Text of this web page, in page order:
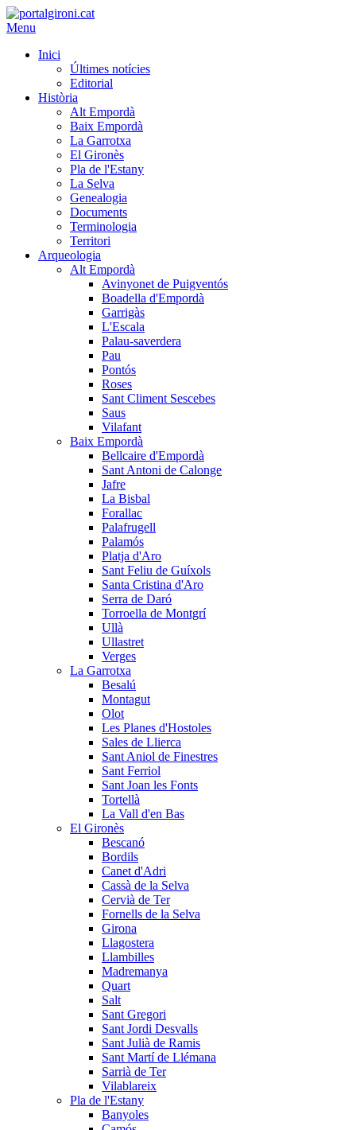
Menu
Inici
Últimes notícies
Editorial
Història
Alt Empordà
Baix Empordà
La Garrotxa
El Gironès
Pla de l'Estany
La Selva
Genealogia
Documents
Terminologia
Territori
Arqueologia
Alt Empordà
Avinyonet de Puigventós
Boadella d'Empordà
Garrigàs
L'Escala
Palau-saverdera
Pau
Pontós
Roses
Sant Climent Sescebes
Saus
Vilafant
Baix Empordà
Bellcaire d'Empordà
Sant Antoni de Calonge
Jafre
La Bisbal
Forallac
Palafrugell
Palamós
Platja d'Aro
Sant Feliu de Guíxols
Santa Cristina d'Aro
Serra de Daró
Torroella de Montgrí
Ullà
Ullastret
Verges
La Garrotxa
Besalú
Montagut
Olot
Les Planes d'Hostoles
Sales de Llierca
Sant Aniol de Finestres
Sant Ferriol
Sant Joan les Fonts
Tortellà
La Vall d'en Bas
El Gironès
Bescanó
Bordils
Canet d'Adri
Cassà de la Selva
Cervià de Ter
Fornells de la Selva
Girona
Llagostera
Llambilles
Madremanya
Quart
Salt
Sant Gregori
Sant Jordi Desvalls
Sant Julià de Ramis
Sant Martí de Llémana
Sarrià de Ter
Vilablareix
Pla de l'Estany
Banyoles